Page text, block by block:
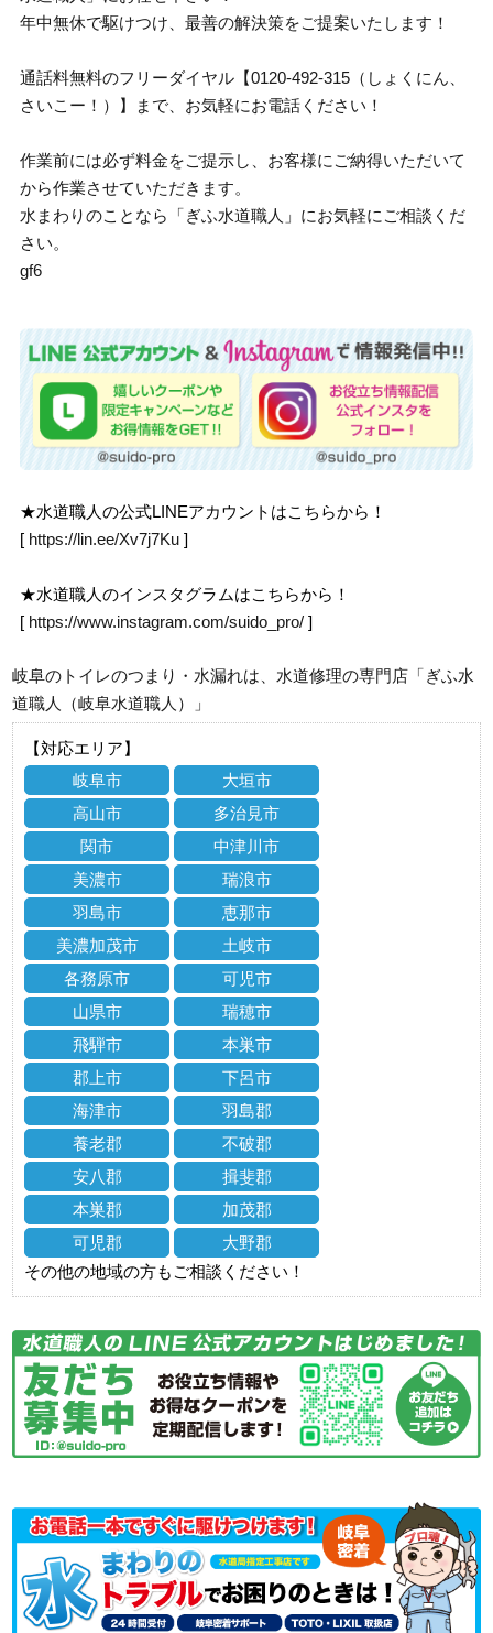
年中無休で駆けつけ、最善の解決策をご提案いたします！
通話料無料のフリーダイヤル【0120-492-315（しょくにん、
さいこー！）】まで、お気軽にお電話ください！
作業前には必ず料金をご提示し、お客様にご納得いただいて
から作業させていただきます。
水まわりのことなら「ぎふ水道職人」にお気軽にご相談くだ
さい。
gf6
★水道職人の公式LINEアカウントはこちらから！
[ https://lin.ee/Xv7j7Ku ]
★水道職人のインスタグラムはこちらから！
[ https://www.instagram.com/suido_pro/ ]
岐阜のトイレのつまり・水漏れは、水道修理の専門店「ぎふ水
道職人（岐阜水道職人）」
【対応エリア】
岐阜市
大垣市
高山市
多治見市
関市
中津川市
美濃市
瑞浪市
羽島市
恵那市
美濃加茂市
土岐市
各務原市
可児市
山県市
瑞穂市
飛騨市
本巣市
郡上市
下呂市
海津市
羽島郡
養老郡
不破郡
安八郡
揖斐郡
本巣郡
加茂郡
可児郡
大野郡
その他の地域の方もご相談ください！